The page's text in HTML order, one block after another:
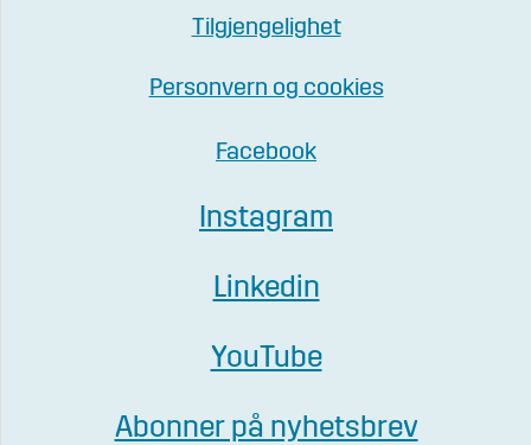
Tilgjengelighet
Personvern og cookies
Facebook
Instagram
Linkedin
YouTube
Abonner på nyhetsbrev